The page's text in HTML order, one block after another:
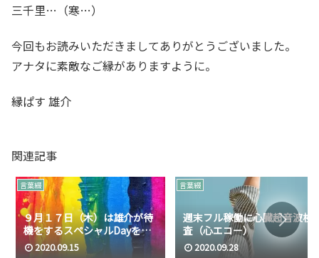
三千里…（寒…）
今回もお読みいただきましてありがとうございました。
アナタに素敵なご縁がありますように。
縁ぱす 雄介
関連記事
言葉綴
９月１７日（木）は雄介が待
機をするスペシャルDayを開
催します。
2020.09.15
言葉綴
週末フル稼働に心臓超音波検
査（心エコー）
2020.09.28